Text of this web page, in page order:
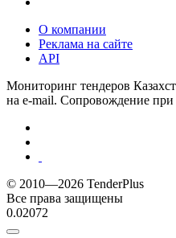
О компании
Реклама на сайте
API
Мониторинг тендеров
на e-mail. Сопровождение при
© 2010—2026 TenderPlus
Все права защищены
0.02072